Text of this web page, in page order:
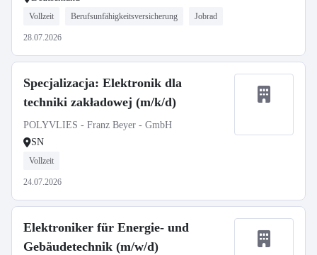
Vollzeit Berufsunfähigkeitsversicherung Jobrad
28.07.2026
Specjalizacja: Elektronik dla
techniki zakładowej (m/k/d)
POLYVLIES - Franz Beyer - GmbH
SN
Vollzeit
24.07.2026
Elektroniker für Energie- und
Gebäudetechnik (m/w/d)